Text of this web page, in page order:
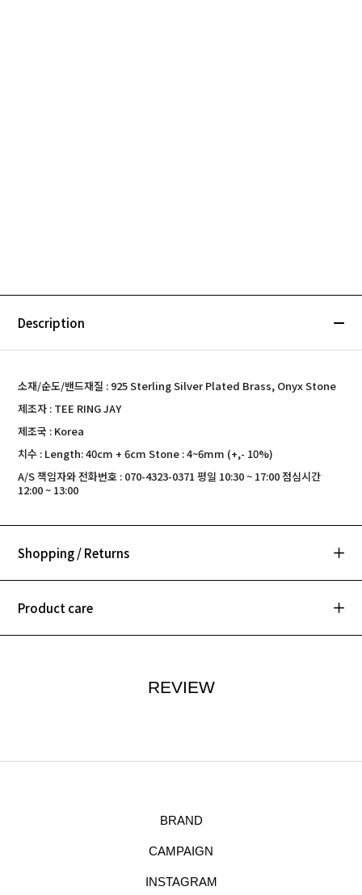
Description
소재/순도/밴드재질 : 925 Sterling Silver Plated Brass, Onyx Stone
제조자 : TEE RING JAY
제조국 : Korea
치수 : Length: 40cm + 6cm Stone : 4~6mm (+,- 10%)
A/S 책임자와 전화번호 : 070-4323-0371 평일 10:30 ~ 17:00 점심시간
12:00 ~ 13:00
Shopping / Returns
Product care
REVIEW
BRAND
CAMPAIGN
INSTAGRAM